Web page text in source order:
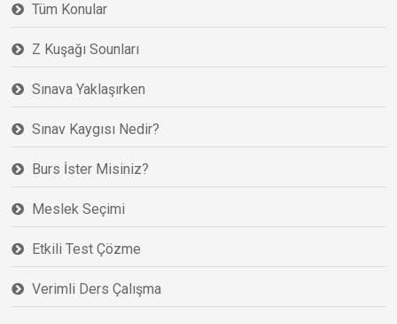
Tüm Konular
Z Kuşağı Sounları
Sınava Yaklaşırken
Sınav Kaygısı Nedir?
Burs İster Misiniz?
Meslek Seçimi
Etkili Test Çözme
Verimli Ders Çalışma